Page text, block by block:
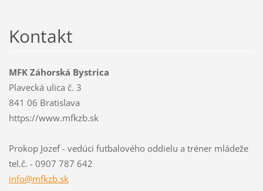
Kontakt
MFK Záhorská Bystrica
Plavecká ulica č. 3
841 06 Bratislava
https://www.mfkzb.sk
Prokop Jozef - vedúci futbalového oddielu a tréner mládeže
tel.č. - 0907 787 642
info@mfkzb.sk